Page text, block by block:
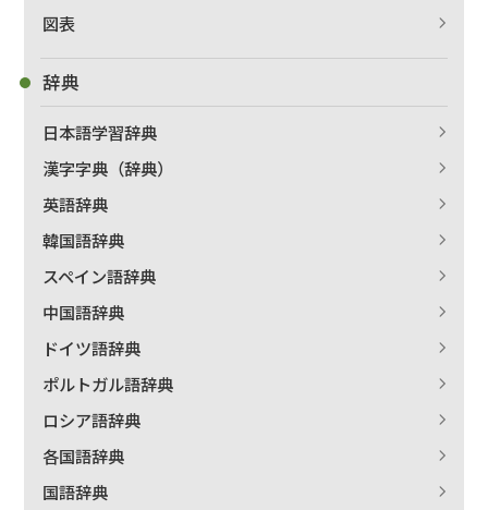
図表
辞典
日本語学習辞典
漢字字典（辞典）
英語辞典
韓国語辞典
スペイン語辞典
中国語辞典
ドイツ語辞典
ポルトガル語辞典
ロシア語辞典
各国語辞典
国語辞典